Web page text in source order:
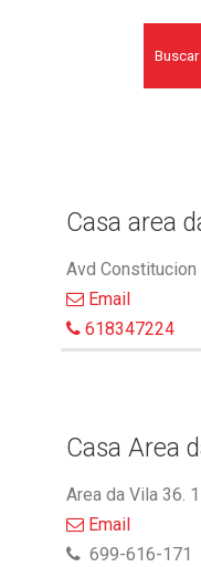
Buscar
Casa area
Avd
Email
618347224
Casa Area
Area da Vila 36.
Email
699-616-171